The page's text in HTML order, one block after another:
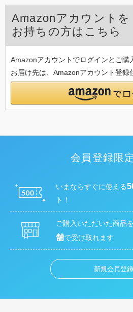
Amazonアカウントを
お持ちの方はこちら
Amazonアカウントでログインとご購
お届け先は、Amazonアカウント登録
会員登録限
いまならすぐに使える
ト！
ご購入いただいた商品を
舗で受け取れます
新規会員登録